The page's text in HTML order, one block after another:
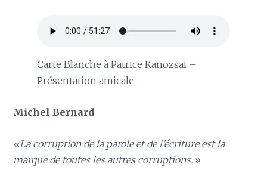
Carte Blanche à Patrice Kanozsai –
Présentation amicale
Michel Bernard
«La corruption de la parole et de l’écriture est la
marque de toutes les autres corruptions.»